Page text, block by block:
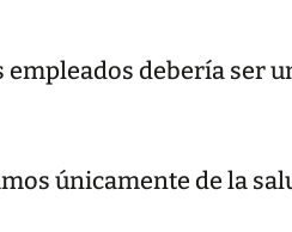
empleados debería ser
únicamente de la